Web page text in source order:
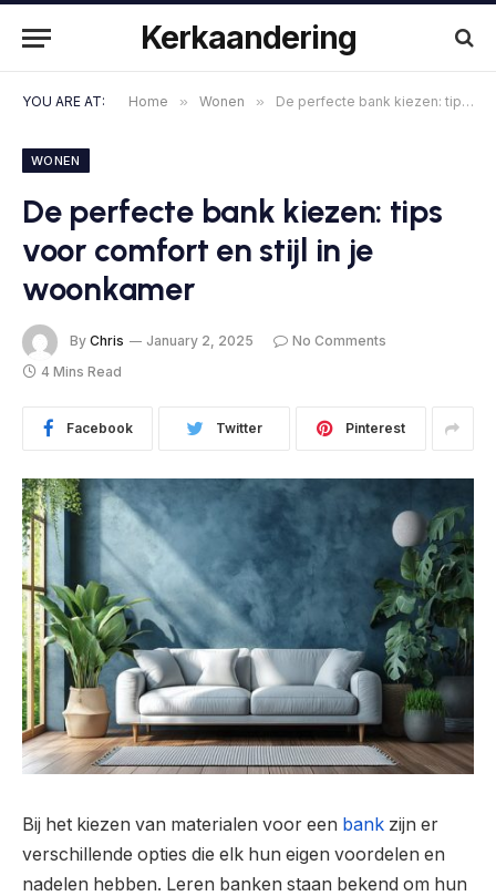
Kerkaandering
YOU ARE AT: Home » Wonen » De perfecte bank kiezen: tips voor comfort en stijl in je woonkamer
WONEN
De perfecte bank kiezen: tips
voor comfort en stijl in je
woonkamer
By Chris January 2, 2025
No Comments
4 Mins Read
Facebook Twitter Pinterest
Bij het kiezen van materialen voor een bank zijn er
verschillende opties die elk hun eigen voordelen en
nadelen hebben. Leren banken staan bekend om hun